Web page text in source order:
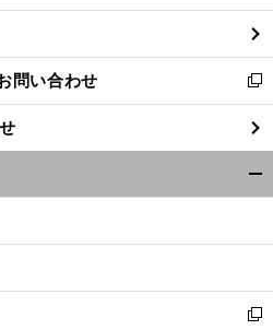
ウ
で
開
く
問い合わせ
新
し
い
ウ
ィ
ン
ウ
開
く
新